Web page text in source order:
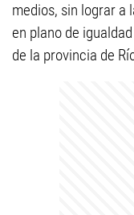
medios, sin lograr a
en plano de
de la provincia de